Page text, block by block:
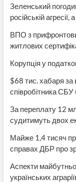
Зеленський
російській
ВПО з
житлових
Корупція у
$68 тис. хабаря за
співробітника
За переплату 12
судитимуть двох
Майже 1,4 тисяч
справах ДБР про
Аспекти
українських